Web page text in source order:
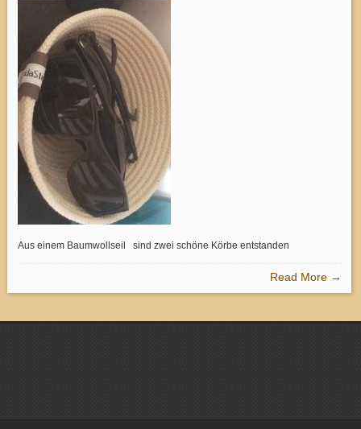
Aus einem Baumwollseil sind zwei schöne Körbe entstanden
Read More →